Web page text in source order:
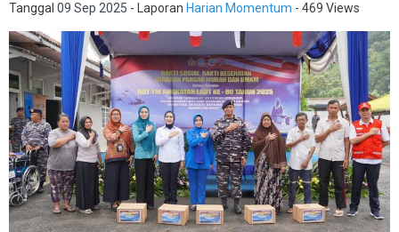
Tanggal 09 Sep 2025 - Laporan Harian Momentum - 469 Views